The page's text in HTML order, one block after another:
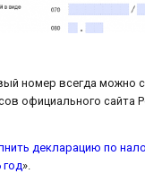
номер всегда можно
официального сайта
декларацию по
год».